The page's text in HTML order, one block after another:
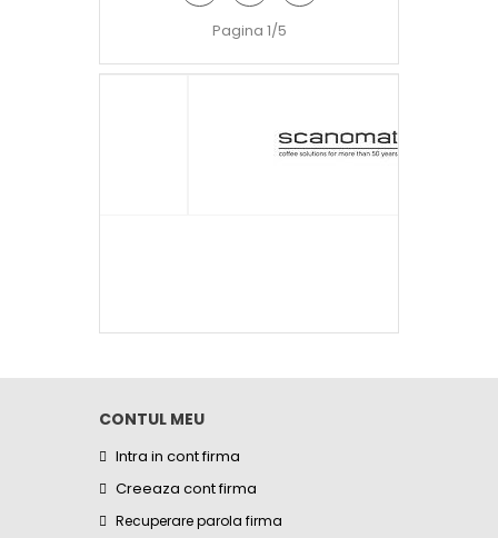
Pagina 1/5
CONTUL MEU
Intra in cont firma
Creeaza cont firma
Recuperare parola firma